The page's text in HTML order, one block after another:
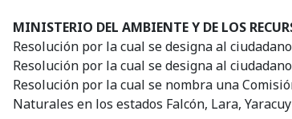
MINISTERIO DEL AMBIENTE Y DE LOS
Resolución por la cual se designa al
Resolución por la cual se designa al
Resolución por la cual se nombra una
Naturales en los estados Falcón, Lara,